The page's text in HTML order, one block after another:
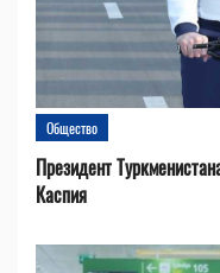
Общество
Президент
Каспия